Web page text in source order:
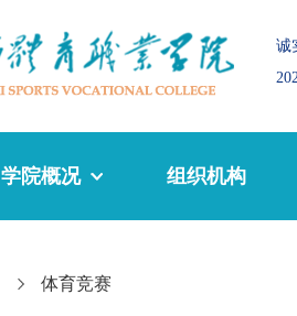
诚
学院概况 组织机构
体育竞赛